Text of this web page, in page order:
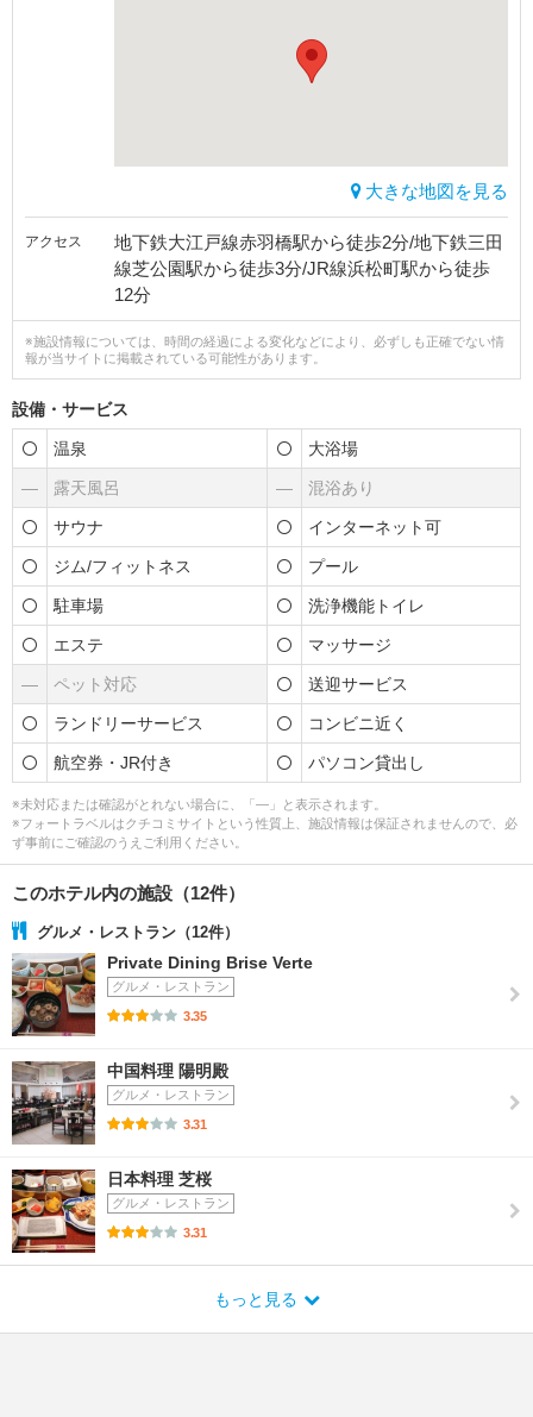
大きな地図を見る
アクセス
地下鉄大江戸線赤羽橋駅から徒歩2分/地下鉄三田
線芝公園駅から徒歩3分/JR線浜松町駅から徒歩
12分
※施設情報については、時間の経過による変化などにより、必ずしも正確でない情
報が当サイトに掲載されている可能性があります。
設備・サービス
温泉 大浴場
― 露天風呂 ― 混浴あり
サウナ インターネット可
ジム/フィットネス プール
駐車場 洗浄機能トイレ
エステ マッサージ
― ペット対応 送迎サービス
ランドリーサービス コンビニ近く
航空券・JR付き パソコン貸出し
※未対応または確認がとれない場合に、「―」と表示されます。
※フォートラベルはクチコミサイトという性質上、施設情報は保証されませんので、必
ず事前にご確認のうえご利用ください。
このホテル内の施設（12件）
グルメ・レストラン（12件）
Private Dining Brise Verte
グルメ・レストラン
3.35
中国料理 陽明殿
グルメ・レストラン
3.31
日本料理 芝桜
グルメ・レストラン
3.31
もっと見る